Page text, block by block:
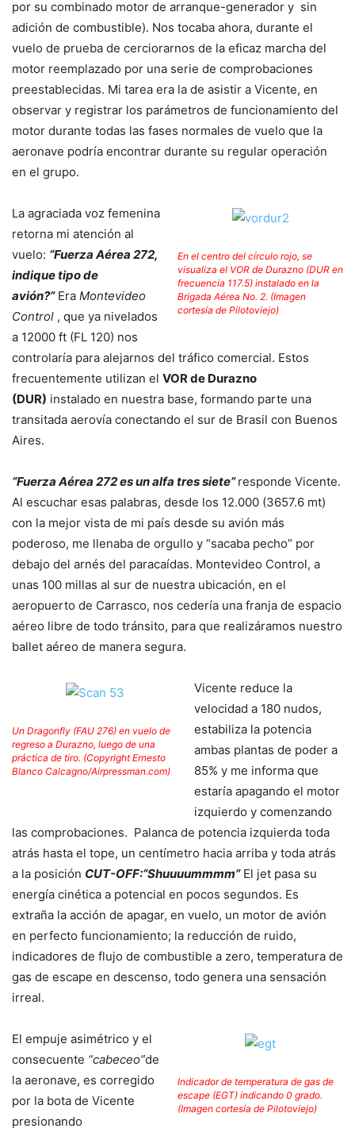
por su combinado motor de arranque-generador y sin
adición de combustible). Nos tocaba ahora, durante el
vuelo de prueba de cerciorarnos de la eficaz marcha del
motor reemplazado por una serie de comprobaciones
preestablecidas. Mi tarea era la de asistir a Vicente, en
observar y registrar los parámetros de funcionamiento del
motor durante todas las fases normales de vuelo que la
aeronave podría encontrar durante su regular operación
en el grupo.
En el centro del círculo rojo, se
visualiza el VOR de Durazno (DUR en
frecuencia 117.5) instalado en la
Brigada Aérea No. 2. (Imagen
cortesía de Pilotoviejo)
La agraciada voz femenina
retorna mi atención al
vuelo: “Fuerza Aérea 272,
indique tipo de
avión?”Era Montevideo
Control , que ya nivelados
a 12000 ft (FL 120) nos
controlaría para alejarnos del tráfico comercial. Estos
frecuentemente utilizan el VOR de Durazno
(DUR) instalado en nuestra base, formando parte una
transitada aerovía conectando el sur de Brasil con Buenos
Aires.
“Fuerza Aérea 272 es un alfa tres siete” responde Vicente.
Al escuchar esas palabras, desde los 12.000 (3657.6 mt)
con la mejor vista de mi país desde su avión más
poderoso, me llenaba de orgullo y “sacaba pecho” por
debajo del arnés del paracaídas. Montevideo Control, a
unas 100 millas al sur de nuestra ubicación, en el
aeropuerto de Carrasco, nos cedería una franja de espacio
aéreo libre de todo tránsito, para que realizáramos nuestro
ballet aéreo de manera segura.
Un Dragonfly (FAU 276) en vuelo de
regreso a Durazno, luego de una
práctica de tiro. (Copyright Ernesto
Blanco Calcagno/Airpressman.com)
Vicente reduce la
velocidad a 180 nudos,
estabiliza la potencia
ambas plantas de poder a
85% y me informa que
estaría apagando el motor
izquierdo y comenzando
las comprobaciones. Palanca de potencia izquierda toda
atrás hasta el tope, un centímetro hacia arriba y toda atrás
a la posición CUT-OFF:“Shuuuummmm” El jet pasa su
energía cinética a potencial en pocos segundos. Es
extraña la acción de apagar, en vuelo, un motor de avión
en perfecto funcionamiento; la reducción de ruido,
indicadores de flujo de combustible a zero, temperatura de
gas de escape en descenso, todo genera una sensación
irreal.
Indicador de temperatura de gas de
escape (EGT) indicando 0 grado.
(Imagen cortesía de Pilotoviejo)
El empuje asimétrico y el
consecuente “cabeceo”de
la aeronave, es corregido
por la bota de Vicente
presionando